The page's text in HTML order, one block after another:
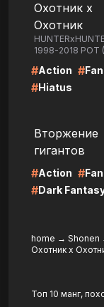
Охотник х
Охотник
1998-2018 POT
#Action #
#Hiatus
Вторжение
гигантов
#Action #
#Dark
home → Shonen
Охотник х
Топ 10 манг,